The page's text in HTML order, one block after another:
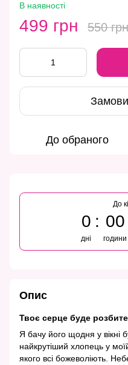
В наявності
499 грн 550 грн
До обраного
До
0
дні
00
години
Опис
Твоє серце буде
Я бачу його щодня у вікні
найкрутіший хлопець у
якого всі божеволіють.